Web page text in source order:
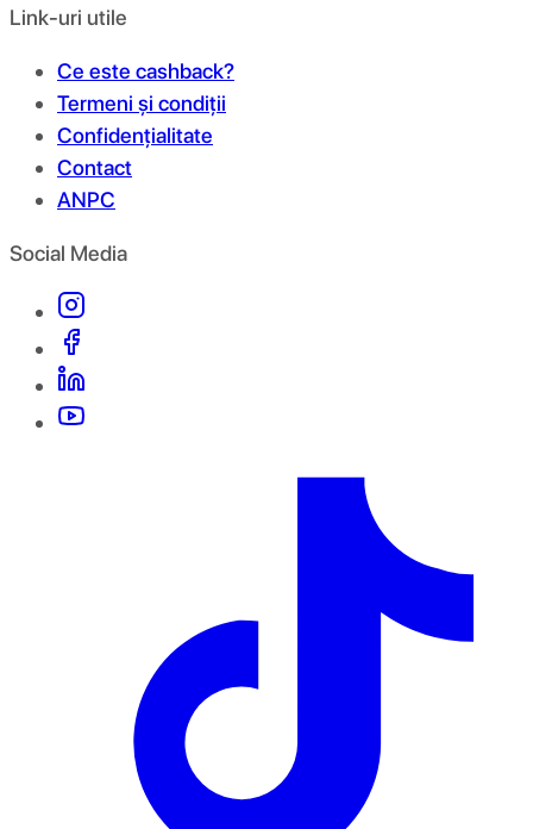
Link-uri utile
Ce este cashback?
Termeni și condiții
Confidențialitate
Contact
ANPC
Social Media